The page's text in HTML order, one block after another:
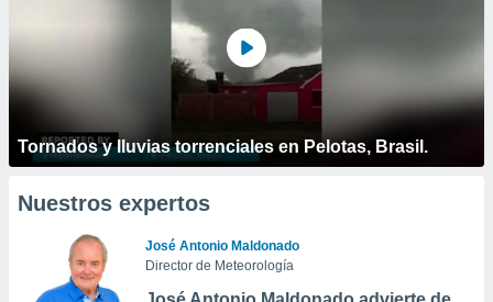
Tornados y lluvias torrenciales en Pelotas, Brasil.
Nuestros expertos
José Antonio Maldonado
Director de Meteorología